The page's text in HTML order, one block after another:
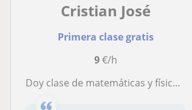
Cristian José
Primera clase gratis
9€/h
Doy clase de matemáticas y física y química hasta el nivel de la ESO incluyendo esta